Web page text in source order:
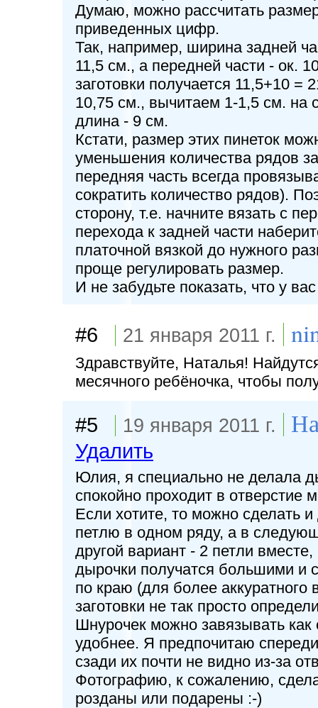
Думаю, можно рассчитать
приведенных цифр.
Так, например, ширина задней
11,5 см., а передней части - ок.
заготовки получается 11,5+10
10,75 см., вычитаем 1-1,5 см. на
длина - 9 см.
Кстати, размер этих пинеток
уменьшения количества рядов
передняя часть всегда
сократить количество рядов).
сторону, т.е. начните вязать с
перехода к задней части
платочной вязкой до нужного
проще регулировать размер.
И не забудьте показать, что у
#6 21 января 2011 г.
Здравствуйте, Наталья!
месячного ребёночка, чтобы
#5 19 января 2011 г.
Удалить
Юлия, я специально не делала
спокойно проходит в отверстие
Если хотите, то можно сделать
петлю в одном ряду, а в
другой вариант - 2 петли
дырочки получатся большими и
по краю (для более аккуратного
заготовки не так просто
Шнурочек можно завязывать как
удобнее. Я предпочитаю
сзади их почти не видно из-за
Фотографию, к сожалению,
розданы или подарены :-)